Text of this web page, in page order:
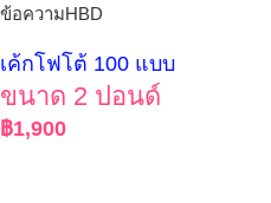
ข้อความHBD
เค้กโฟโต้ 100 แบบ
ขนาด 2 ปอนด์
฿1,900